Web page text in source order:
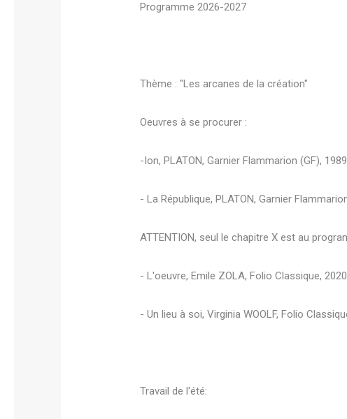
Programme 2026-2027
Thème : "Les arcanes de la création"
Oeuvres à se procurer :
-Ion, PLATON, Garnier Flammarion (GF),
- La République, PLATON, Garnier
ATTENTION, seul le chapitre X est au
- L'oeuvre, Emile ZOLA, Folio Classique,
- Un lieu à soi, Virginia WOOLF, Folio
Travail de l'été: